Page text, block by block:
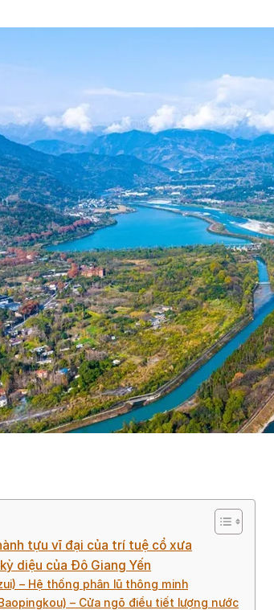
tựu vĩ đại của trí tuệ cổ xưa
diệu của Đô Giang Yến
– Hệ thống phân lũ thông minh
– Cửa ngõ điều tiết lượng nước